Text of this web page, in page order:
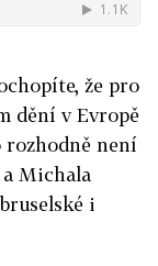
že pro
dění v Evropě
rozhodně není
Michala
i